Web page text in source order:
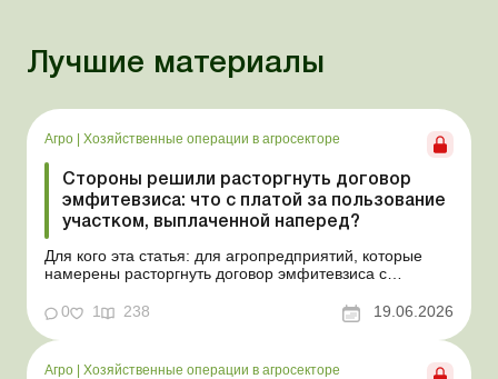
Лучшие материалы
Агро Хозяйственные операции в агросекторе
Стороны решили расторгнуть договор
эмфитевзиса: что с платой за пользование
участком, выплаченной наперед?
Для кого эта статья: для агропредприятий, которые
намерены расторгнуть договор эмфитевзиса с
согласию. Усложним эту ситуацию тем, что плата за
пользование земельным участком была выплачена
собственнику наперед за несколько лет. В таком случае
перед эмфит...
0 1 238 19.06.2026
Агро | Хозяйственные операции в агросекторе